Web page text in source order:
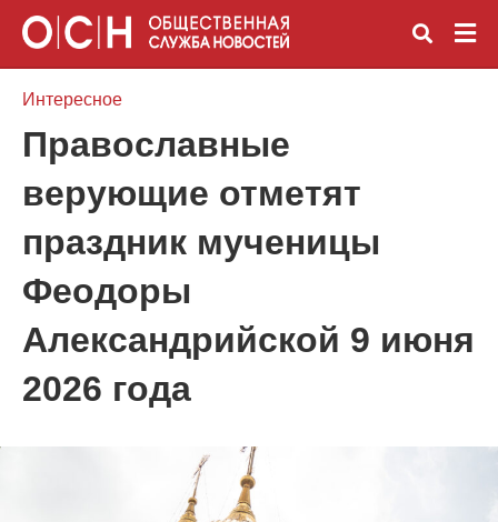
Интересное
Православные
верующие отметят
праздник мученицы
Феодоры
Александрийской 9 июня
2026 года